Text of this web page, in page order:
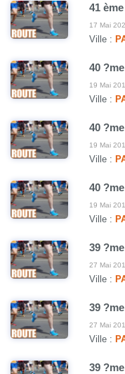
41
17 Mai
Ville :
40
19 Mai
Ville :
40
19 Mai
Ville :
40
19 Mai
Ville :
39
27 Mai
Ville :
39
27 Mai
Ville :
39